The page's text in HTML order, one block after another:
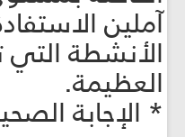
آملين
الأنشطة التي
العظيمة.
* الإجابة